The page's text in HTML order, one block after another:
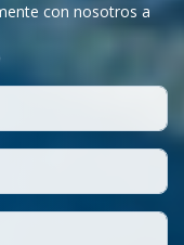
con nosotros a